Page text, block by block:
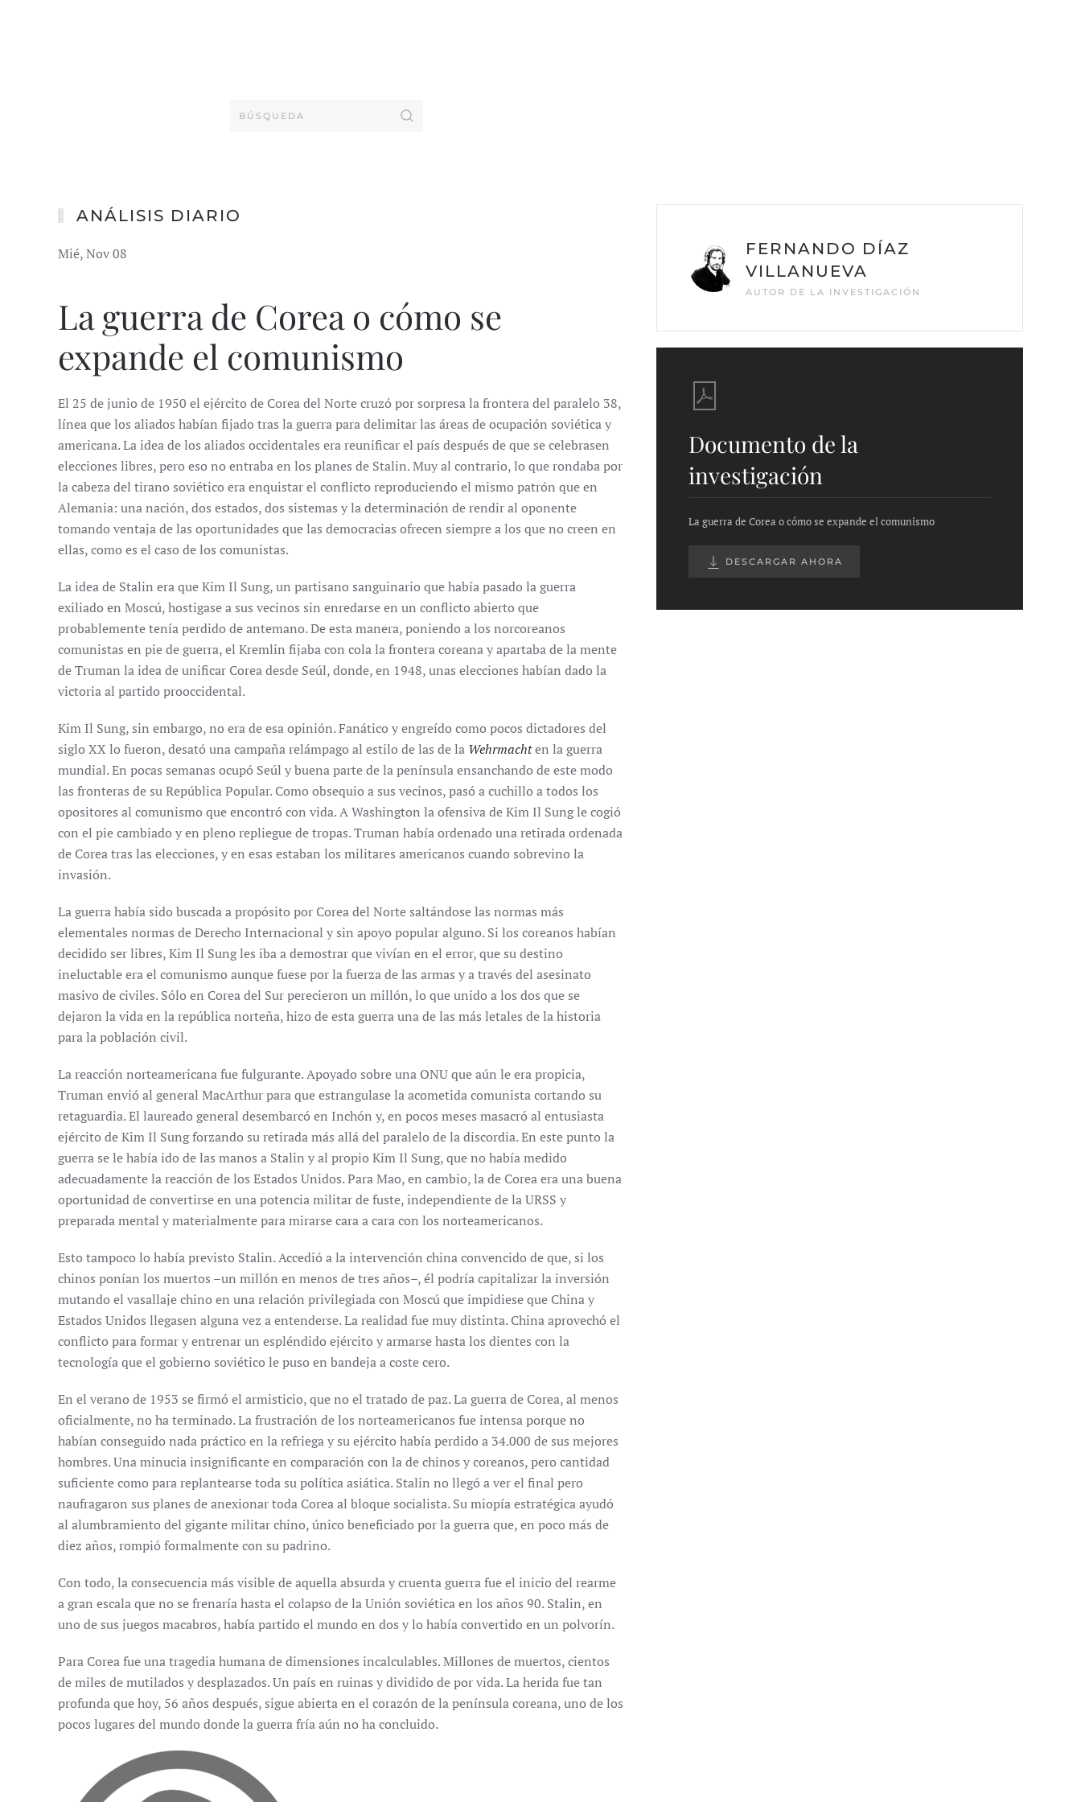
ANÁLISIS DIARIO
Mié, Nov 08
La guerra de Corea o cómo se
expande el comunismo
El 25 de junio de 1950 el ejército de Corea del Norte cruzó por sorpresa la frontera del paralelo 38,
línea que los aliados habían fijado tras la guerra para delimitar las áreas de ocupación soviética y
americana. La idea de los aliados occidentales era reunificar el país después de que se celebrasen
elecciones libres, pero eso no entraba en los planes de Stalin. Muy al contrario, lo que rondaba por
la cabeza del tirano soviético era enquistar el conflicto reproduciendo el mismo patrón que en
Alemania: una nación, dos estados, dos sistemas y la determinación de rendir al oponente
tomando ventaja de las oportunidades que las democracias ofrecen siempre a los que no creen en
ellas, como es el caso de los comunistas.
La idea de Stalin era que Kim Il Sung, un partisano sanguinario que había pasado la guerra
exiliado en Moscú, hostigase a sus vecinos sin enredarse en un conflicto abierto que
probablemente tenía perdido de antemano. De esta manera, poniendo a los norcoreanos
comunistas en pie de guerra, el Kremlin fijaba con cola la frontera coreana y apartaba de la mente
de Truman la idea de unificar Corea desde Seúl, donde, en 1948, unas elecciones habían dado la
victoria al partido prooccidental.
Kim Il Sung, sin embargo, no era de esa opinión. Fanático y engreído como pocos dictadores del
siglo XX lo fueron, desató una campaña relámpago al estilo de las de la Wehrmachten la guerra
mundial. En pocas semanas ocupó Seúl y buena parte de la península ensanchando de este modo
las fronteras de su República Popular. Como obsequio a sus vecinos, pasó a cuchillo a todos los
opositores al comunismo que encontró con vida. A Washington la ofensiva de Kim Il Sung le cogió
con el pie cambiado y en pleno repliegue de tropas. Truman había ordenado una retirada ordenada
de Corea tras las elecciones, y en esas estaban los militares americanos cuando sobrevino la
invasión.
La guerra había sido buscada a propósito por Corea del Norte saltándose las normas más
elementales normas de Derecho Internacional y sin apoyo popular alguno. Si los coreanos habían
decidido ser libres, Kim Il Sung les iba a demostrar que vivían en el error, que su destino
ineluctable era el comunismo aunque fuese por la fuerza de las armas y a través del asesinato
masivo de civiles. Sólo en Corea del Sur perecieron un millón, lo que unido a los dos que se
dejaron la vida en la república norteña, hizo de esta guerra una de las más letales de la historia
para la población civil.
La reacción norteamericana fue fulgurante. Apoyado sobre una ONU que aún le era propicia,
Truman envió al general MacArthur para que estrangulase la acometida comunista cortando su
retaguardia. El laureado general desembarcó en Inchón y, en pocos meses masacró al entusiasta
ejército de Kim Il Sung forzando su retirada más allá del paralelo de la discordia. En este punto la
guerra se le había ido de las manos a Stalin y al propio Kim Il Sung, que no había medido
adecuadamente la reacción de los Estados Unidos. Para Mao, en cambio, la de Corea era una buena
oportunidad de convertirse en una potencia militar de fuste, independiente de la URSS y
preparada mental y materialmente para mirarse cara a cara con los norteamericanos.
Esto tampoco lo había previsto Stalin. Accedió a la intervención china convencido de que, si los
chinos ponían los muertos –un millón en menos de tres años–, él podría capitalizar la inversión
mutando el vasallaje chino en una relación privilegiada con Moscú que impidiese que China y
Estados Unidos llegasen alguna vez a entenderse. La realidad fue muy distinta. China aprovechó el
conflicto para formar y entrenar un espléndido ejército y armarse hasta los dientes con la
tecnología que el gobierno soviético le puso en bandeja a coste cero.
En el verano de 1953 se firmó el armisticio, que no el tratado de paz. La guerra de Corea, al menos
oficialmente, no ha terminado. La frustración de los norteamericanos fue intensa porque no
habían conseguido nada práctico en la refriega y su ejército había perdido a 34.000 de sus mejores
hombres. Una minucia insignificante en comparación con la de chinos y coreanos, pero cantidad
suficiente como para replantearse toda su política asiática. Stalin no llegó a ver el final pero
naufragaron sus planes de anexionar toda Corea al bloque socialista. Su miopía estratégica ayudó
al alumbramiento del gigante militar chino, único beneficiado por la guerra que, en poco más de
diez años, rompió formalmente con su padrino.
Con todo, la consecuencia más visible de aquella absurda y cruenta guerra fue el inicio del rearme
a gran escala que no se frenaría hasta el colapso de la Unión soviética en los años 90. Stalin, en
uno de sus juegos macabros, había partido el mundo en dos y lo había convertido en un polvorín.
Para Corea fue una tragedia humana de dimensiones incalculables. Millones de muertos, cientos
de miles de mutilados y desplazados. Un país en ruinas y dividido de por vida. La herida fue tan
profunda que hoy, 56 años después, sigue abierta en el corazón de la península coreana, uno de los
pocos lugares del mundo donde la guerra fría aún no ha concluido.
FERNANDO DÍAZ
VILLANUEVA
AUTOR DE LA INVESTIGACIÓN
Documento de la
investigación
La guerra de Corea o cómo se expande el comunismo
DESCARGAR AHORA